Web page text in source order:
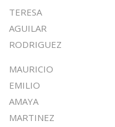
TERESA
AGUILAR
RODRIGUEZ
MAURICIO
EMILIO
AMAYA
MARTINEZ